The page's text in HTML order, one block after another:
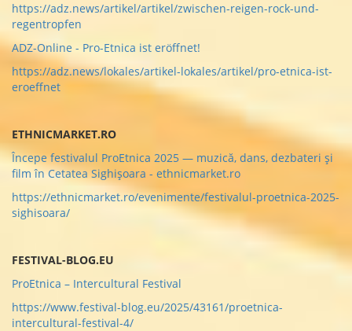
https://adz.news/artikel/artikel/zwischen-reigen-rock-und-
regentropfen
ADZ-Online - Pro-Etnica ist eröffnet!
https://adz.news/lokales/artikel-lokales/artikel/pro-etnica-ist-
eroeffnet
ETHNICMARKET.RO
Începe festivalul ProEtnica 2025 — muzică, dans, dezbateri și
film în Cetatea Sighișoara - ethnicmarket.ro
https://ethnicmarket.ro/evenimente/festivalul-proetnica-2025-
sighisoara/
FESTIVAL-BLOG.EU
ProEtnica – Intercultural Festival
https://www.festival-blog.eu/2025/43161/proetnica-
intercultural-festival-4/